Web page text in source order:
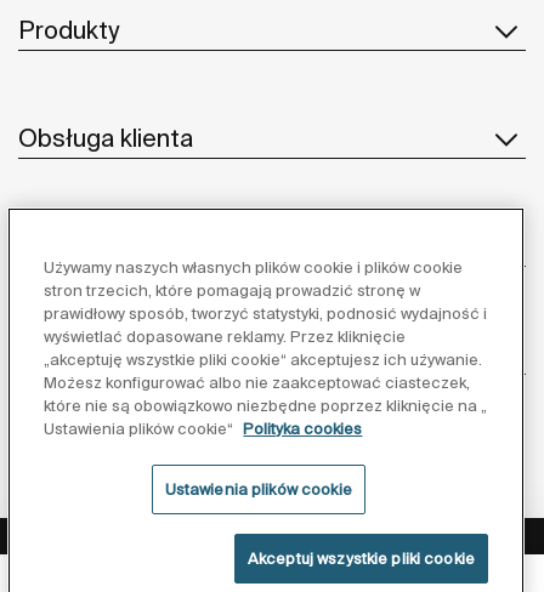
Produkty
Obsługa klienta
Inspiracja
Obserwuj nas:
Polityka ochrony danych
Warunki korzystania z serwisu
Polityka cookies
Używamy naszych własnych plików cookie i plików cookie
stron trzecich, które pomagają prowadzić stronę w
prawidłowy sposób, tworzyć statystyki, podnosić wydajność i
wyświetlać dopasowane reklamy. Przez kliknięcie
„akceptuję wszystkie pliki cookie“ akceptujesz ich używanie.
Możesz konfigurować albo nie zaakceptować ciasteczek,
które nie są obowiązkowo niezbędne poprzez kliknięcie na „
Ustawienia plików cookie“
Polityka cookies
Ustawienia plików cookie
Akceptuj wszystkie pliki cookie